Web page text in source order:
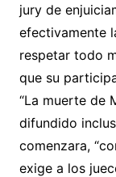
jury de
efectivamente
respetar todo
que su
“La muerte de
difundido
comenzara,
exige a los